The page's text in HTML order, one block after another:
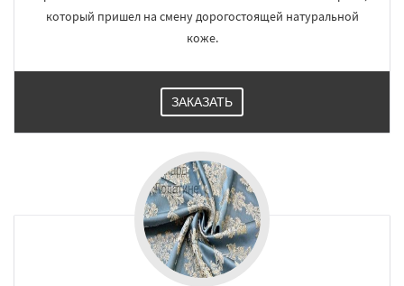
который пришел на смену дорогостоящей натуральной
коже.
ЗАКАЗАТЬ